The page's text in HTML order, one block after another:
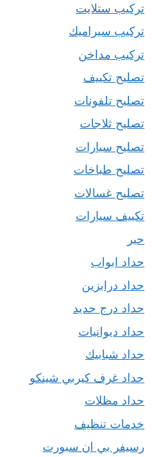
تركيب ستلايت
تركيب سيراميك
تركيب مداخن
تصليح تكييف
تصليح تلفونات
تصليح ثلاجات
تصليح سيارات
تصليح طباخات
تصليح غسالات
تكييف سيارات
حبر
حداد ابواب
حداد درابزين
حداد درج حديد
حداد ديوانيات
حداد شبابيك
حداد غرف كيربي شينكو
حداد مظلات
خدمات تنظيف
رسيفر بي ان سبورت